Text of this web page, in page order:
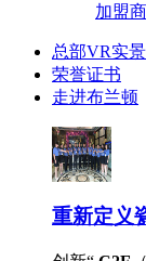
加盟
总部VR实
荣誉证书
走进布兰顿
重新定义